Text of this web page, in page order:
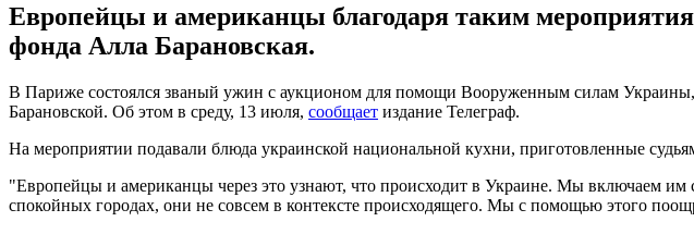
Европейцы и американцы благодаря таким
фонда Алла Барановская.
В Париже состоялся званый ужин с аукционом для помощи Вооруженным силам
Барановской. Об этом в среду, 13 июля, сообщает издание Телеграф.
На мероприятии подавали блюда украинской национальной кухни, приготовленные
"Европейцы и американцы через это узнают, что происходит в Украине. Мы включаем
спокойных городах, они не совсем в контексте происходящего. Мы с помощью этого